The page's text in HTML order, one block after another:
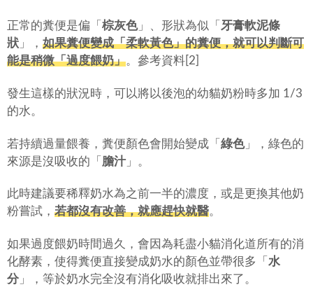
正常的糞便是偏「 棕灰色」、形狀為似「 牙膏軟泥條
狀 」， 如果糞便變成「柔軟黃色」的糞便，就可以判斷可
能是稍微「過度餵奶」。參考資料[2]
發生這樣的狀況時，可以將以後泡的幼貓奶粉時多加 1/3
的水。
若持續過量餵養，糞便顏色會開始變成「 綠色」，綠色的
來源是沒吸收的「 膽汁」。
此時建議要稀釋奶水為之前一半的濃度，或是更換其他奶
粉嘗試， 若都沒有改善，就應趕快就醫。
如果過度餵奶時間過久，會因為耗盡小貓消化道所有的消
化酵素，使得糞便直接變成奶水的顏色並帶很多「 水
分 」，等於奶水完全沒有消化吸收就排出來了。